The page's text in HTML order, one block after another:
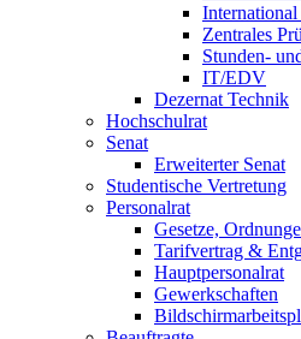
International
Zentrales
Stunden-
IT/EDV
Dezernat Technik
Hochschulrat
Senat
Erweiterter Senat
Studentische Vertretung
Personalrat
Gesetze,
Tarifvertrag &
Hauptpersonalrat
Gewerkschaften